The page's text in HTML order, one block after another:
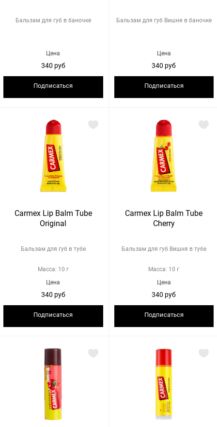
Бальзам для губ в баночке
Цена
340 руб
Подписаться
Бальзам для губ Вишня в баночке
Цена
340 руб
Подписаться
Carmex Lip Balm Tube
Original
Бальзам для губ в тубе
Масса: 10 г
Цена
340 руб
Подписаться
Carmex Lip Balm Tube
Cherry
Бальзам для губ Вишня в тубе
Масса: 10 г
Цена
340 руб
Подписаться